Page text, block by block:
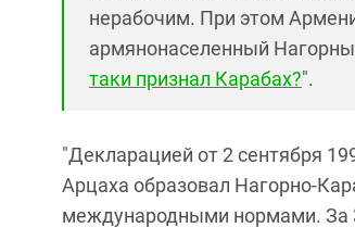
нерабочим. При этом
армянонаселенный
таки признал Карабах?".
"Декларацией от 2 сентября
Арцаха образовал Нагорно-
международными нормами. За